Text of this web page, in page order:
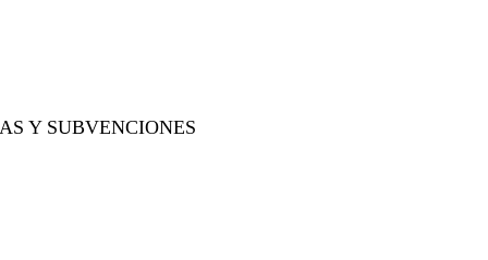
Y SUBVENCIONES